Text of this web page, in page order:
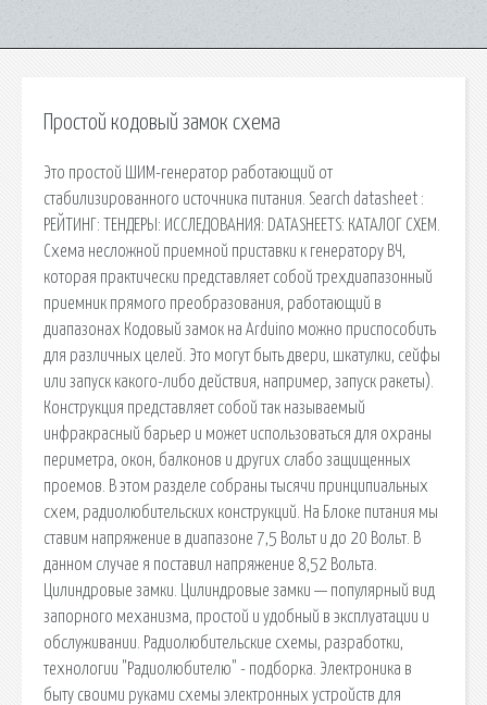
Простой кодовый замок схема
Это простой ШИМ-генератор работающий от
стабилизированного источника питания. Search datasheet :
РЕЙТИНГ: ТЕНДЕРЫ: ИССЛЕДОВАНИЯ: DATASHEETS: КАТАЛОГ СХЕМ.
Схема несложной приемной приставки к генератору ВЧ,
которая практически представляет собой трехдиапазонный
приемник прямого преобразования, работающий в
диапазонах Кодовый замок на Arduino можно приспособить
для различных целей. Это могут быть двери, шкатулки, сейфы
или запуск какого-либо действия, например, запуск ракеты).
Конструкция представляет собой так называемый
инфракрасный барьер и может использоваться для охраны
периметра, окон, балконов и других слабо защищенных
проемов. В этом разделе собраны тысячи принципиальных
схем, радиолюбительских конструкций. На Блоке питания мы
ставим напряжение в диапазоне 7,5 Вольт и до 20 Вольт. В
данном случае я поставил напряжение 8,52 Вольта.
Цилиндровые замки. Цилиндровые замки — популярный вид
запорного механизма, простой и удобный в эксплуатации и
обслуживании. Радиолюбительские схемы, разработки,
технологии "Радиолюбителю" - подборка. Электроника в
быту своими руками схемы электронных устройств для